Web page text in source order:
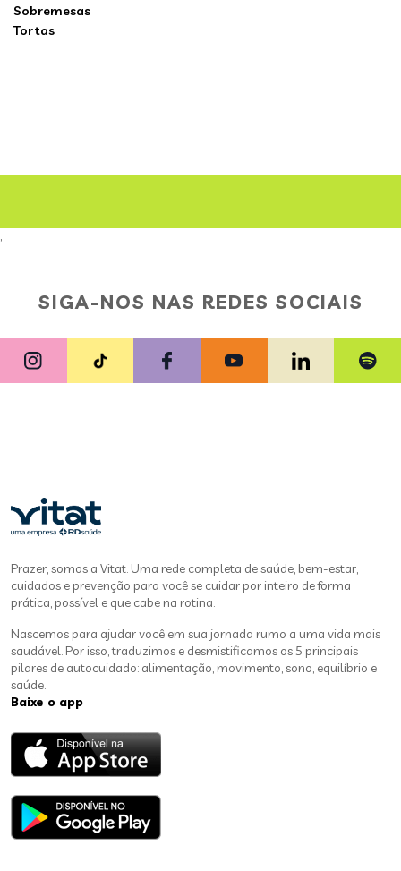
Sobremesas
Tortas
;
SIGA-NOS NAS REDES SOCIAIS
Prazer, somos a Vitat. Uma rede completa de saúde, bem-estar,
cuidados e prevenção para você se cuidar por inteiro de forma
prática, possível e que cabe na rotina.
Nascemos para ajudar você em sua jornada rumo a uma vida mais
saudável. Por isso, traduzimos e desmistificamos os 5 principais
pilares de autocuidado: alimentação, movimento, sono, equilíbrio e
saúde.
Baixe o app